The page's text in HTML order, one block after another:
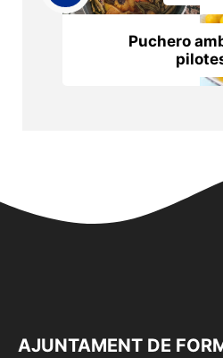
Puchero
AJUNTAMENT DE